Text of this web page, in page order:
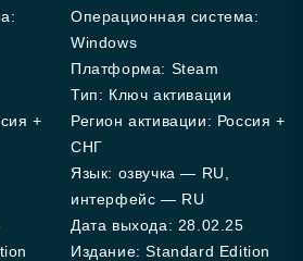
+
Операционная система:
Windows
Платформа: Steam
Тип: Ключ активации
Регион активации: Россия +
СНГ
Язык: озвучка — RU,
интерфейс — RU
Дата выхода: 28.02.25
Издание: Standard Edition